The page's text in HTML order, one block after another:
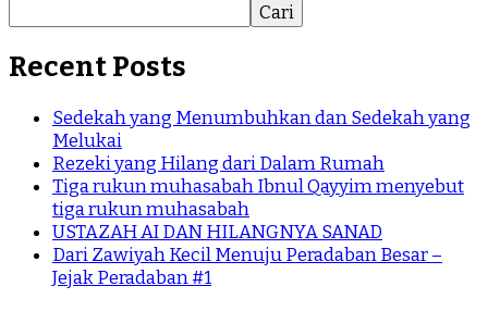
Cari
Recent Posts
Sedekah yang Menumbuhkan dan Sedekah yang
Melukai
Rezeki yang Hilang dari Dalam Rumah
Tiga rukun muhasabah Ibnul Qayyim menyebut
tiga rukun muhasabah
USTAZAH AI DAN HILANGNYA SANAD
Dari Zawiyah Kecil Menuju Peradaban Besar –
Jejak Peradaban #1